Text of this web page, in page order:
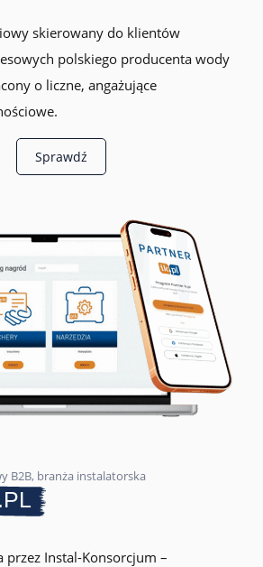
skierowany do klientów
polskiego producenta wody
o liczne, angażujące
Sprawdź
B2B, branża instalatorska
przez Instal-Konsorcjum –